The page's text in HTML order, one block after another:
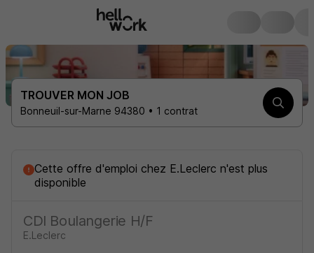
TROUVER MON JOB
Bonneuil-sur-Marne 94380 • 1 contrat
Cette offre d'emploi chez E.Leclerc n'est plus
disponible
CDI Boulangerie H/F
E.Leclerc